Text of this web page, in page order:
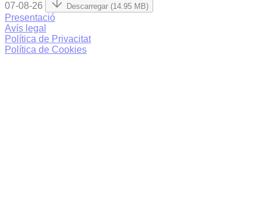
07-08-26 Descarregar (14.95 MB)
Presentació
Avís legal
Política de Privacitat
Política de Cookies